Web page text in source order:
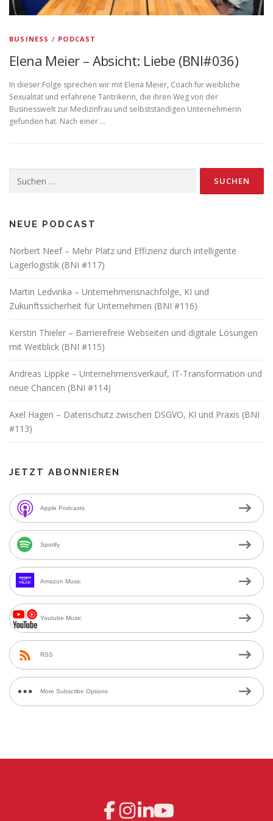
BUSINESS / PODCAST
Elena Meier – Absicht: Liebe (BNI#036)
In dieser Folge sprechen wir mit Elena Meier, Coach für weibliche
Sexualität und erfahrene Tantrikerin, die ihren Weg von der
Businesswelt zur Medizinfrau und selbstständigen Unternehmerin
gefunden hat. Nach einer …
nach:
NEUE PODCAST
Norbert Neef – Mehr Platz und Effizienz durch intelligente
Lagerlogistik (BNI #117)
Martin Ledvinka – Unternehmensnachfolge, KI und
Zukunftssicherheit für Unternehmen (BNI #116)
Kerstin Thieler – Barrierefreie Webseiten und digitale Lösungen
mit Weitblick (BNI #115)
Andreas Lippke – Unternehmensverkauf, IT-Transformation und
neue Chancen (BNI #114)
Axel Hagen – Datenschutz zwischen DSGVO, KI und Praxis (BNI
#113)
JETZT ABONNIEREN
Apple Podcasts
Spotify
Amazon Music
Youtube Music
RSS
More Subscribe Options